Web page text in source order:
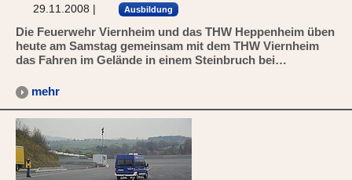
29.11.2008 | Ausbildung
Die Feuerwehr Viernheim und das THW Heppenheim üben
heute am Samstag gemeinsam mit dem THW Viernheim
das Fahren im Gelände in einem Steinbruch bei…
mehr